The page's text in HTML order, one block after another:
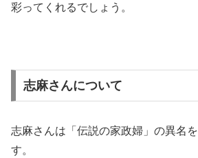
彩ってくれるでしょう。
志麻さんについて
志麻さんは「伝説の家政婦」の異名
す。